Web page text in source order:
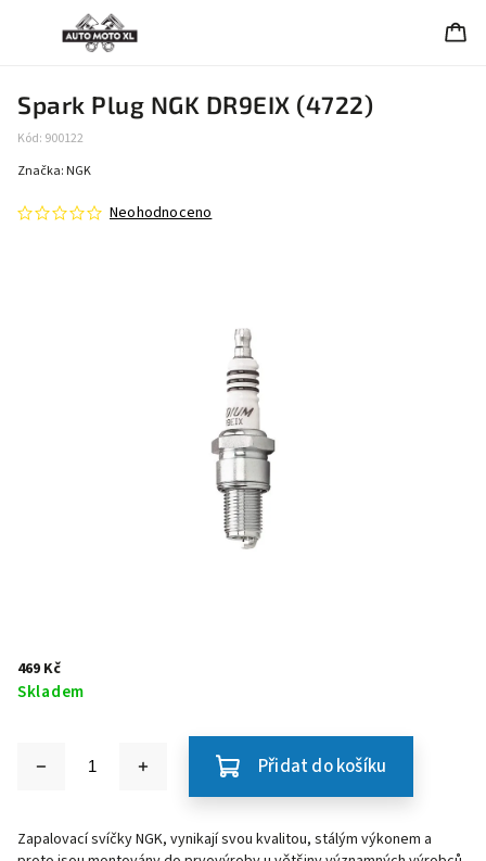
Spark Plug NGK DR9EIX (4722)
Kód: 900122
Neohodnoceno
Značka: NGK
469 Kč
Skladem
Přidat do košíku
Zapalovací svíčky NGK, vynikají svou kvalitou, stálým výkonem a